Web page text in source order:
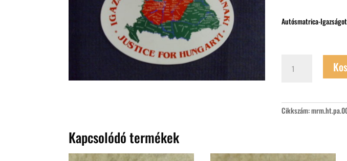
Autósmatrica-
Igazságot
Magyarországnak
mennyiség
Cikkszám:
Kapcsolódó termékek